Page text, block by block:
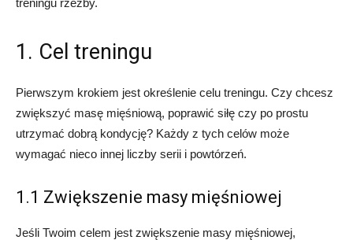
1. Cel treningu
Pierwszym krokiem jest określenie celu treningu. Czy chcesz
zwiększyć masę mięśniową, poprawić siłę czy po prostu
utrzymać dobrą kondycję? Każdy z tych celów może
wymagać nieco innej liczby serii i powtórzeń.
1.1 Zwiększenie masy mięśniowej
Jeśli Twoim celem jest zwiększenie masy mięśniowej,